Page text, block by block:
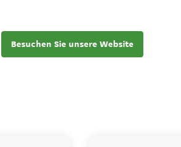
Besuchen Sie unsere Website